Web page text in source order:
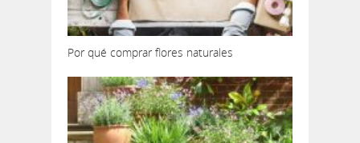
Por qué comprar flores naturales